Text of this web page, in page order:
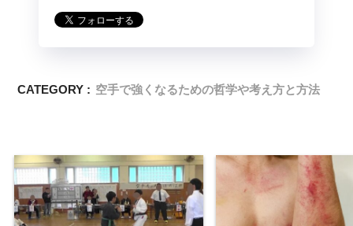
CATEGORY : 空手で強くなるための哲学や考え方と方法